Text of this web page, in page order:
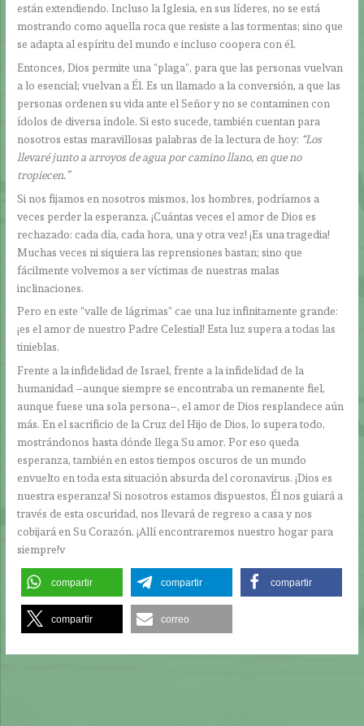
están extendiendo. Incluso la Iglesia, en sus líderes, no se está
mostrando como aquella roca que resiste a las tormentas; sino que
se adapta al espíritu del mundo e incluso coopera con él.
Entonces, Dios permite una “plaga”, para que las personas vuelvan
a lo esencial; vuelvan a Él. Es un llamado a la conversión, a que las
personas ordenen su vida ante el Señor y no se contaminen con
ídolos de diversa índole. Si esto sucede, también cuentan para
nosotros estas maravillosas palabras de la lectura de hoy: “Los
llevaré junto a arroyos de agua por camino llano, en que no
tropiecen.”
Si nos fijamos en nosotros mismos, los hombres, podríamos a
veces perder la esperanza. ¡Cuántas veces el amor de Dios es
rechazado: cada día, cada hora, una y otra vez! ¡Es una tragedia!
Muchas veces ni siquiera las reprensiones bastan; sino que
fácilmente volvemos a ser víctimas de nuestras malas
inclinaciones.
Pero en este “valle de lágrimas” cae una luz infinitamente grande:
¡es el amor de nuestro Padre Celestial! Esta luz supera a todas las
tinieblas.
Frente a la infidelidad de Israel, frente a la infidelidad de la
humanidad –aunque siempre se encontraba un remanente fiel,
aunque fuese una sola persona–, el amor de Dios resplandece aún
más. En el sacrificio de la Cruz del Hijo de Dios, lo supera todo,
mostrándonos hasta dónde llega Su amor. Por eso queda
esperanza, también en estos tiempos oscuros de un mundo
envuelto en toda esta situación absurda del coronavirus. ¡Dios es
nuestra esperanza! Si nosotros estamos dispuestos, Él nos guiará a
través de esta oscuridad, nos llevará de regreso a casa y nos
cobijará en Su Corazón. ¡Allí encontraremos nuestro hogar para
siempre!v
compartir compartir compartir
compartir correo